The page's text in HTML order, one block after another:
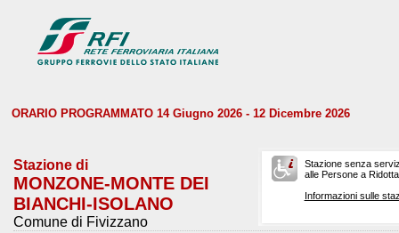
ORARIO PROGRAMMATO 14 Giugno 2026 - 12 Dicembre 2026
Stazione di
MONZONE-MONTE DEI
BIANCHI-ISOLANO
Comune di Fivizzano
Stazione senza
alle Persone a
Informazioni sulle